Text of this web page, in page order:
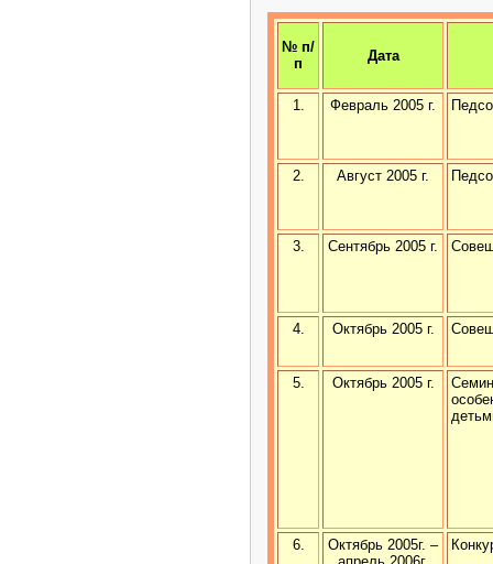
№ п/
п
Дата
1. Февраль 2005 г.
2. Август 2005 г.
3. Сентябрь 2005 г.
4. Октябрь 2005 г.
5. Октябрь 2005 г.
6.
Октябрь 2005г. –